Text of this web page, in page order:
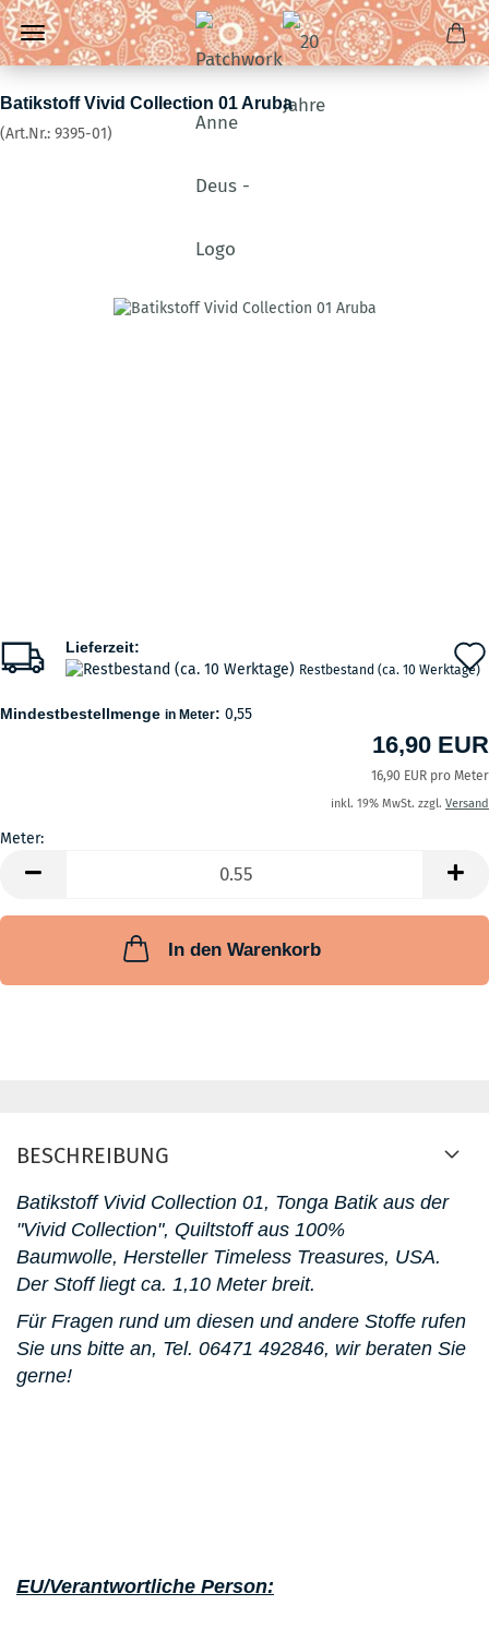
Batikstoff Vivid Collection 01 Aruba
(Art.Nr.: 9395-01)
Lieferzeit:
Restbestand (ca. 10 Werktage)
Mindestbestellmenge in Meter: 0,55
16,90 EUR
16,90 EUR pro Meter
inkl. 19% MwSt. zzgl. Versand
Meter:
In den Warenkorb
BESCHREIBUNG
Batikstoff Vivid Collection 01, Tonga Batik aus der
"Vivid Collection", Quiltstoff aus 100%
Baumwolle, Hersteller Timeless Treasures, USA.
Der Stoff liegt ca. 1,10 Meter breit.
Für Fragen rund um diesen und andere Stoffe rufen
Sie uns bitte an, Tel. 06471 492846, wir beraten Sie
gerne!
EU/Verantwortliche Person: